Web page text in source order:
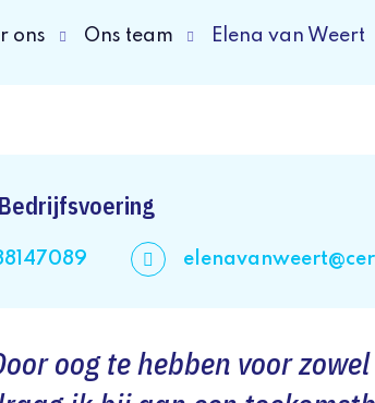
ons Ons team Elena van Weert
oog te hebben voor